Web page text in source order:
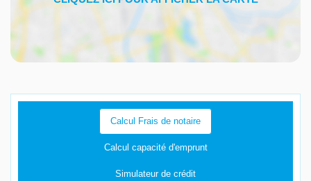
Calcul Frais de notaire
Calcul capacité d'emprunt
Simulateur de crédit